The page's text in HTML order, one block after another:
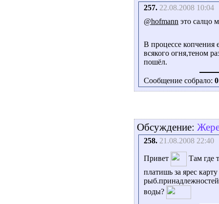
257. 22.08.2008 10:04
@hofmann это салцо
В процессе копчения
всякого огня,теном
пошёл.
Сообщение собрало: 0
Обсуждение:
258. 21.08.2008 22:40
Привет
Там где
платишь за ярес
воды?